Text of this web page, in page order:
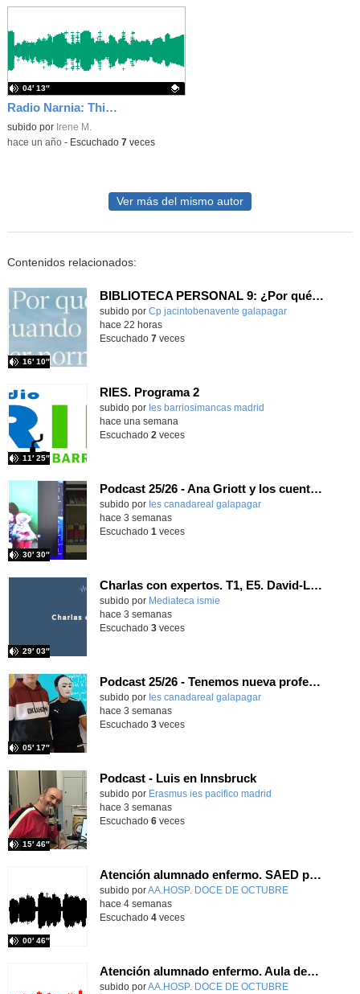
Radio Narnia: This is a joke
Contenido educativo.
subido por Irene M.
04′ 13″
-hace un año- Escuchado 7 veces
Ver más del mismo autor
Contenidos relacionados:
BIBLIOTECA PERSONAL 9: ¿Por qué ser feliz cuando puedes ser normal?
Contenido educativo.
subido por Cp jacintobenavente galapagar
16′ 10″
-
hace 22 horas
Escuchado 7veces
RIES. Programa 2
Contenido educativo.
subido por Ies barriosimancas madrid
11′ 25″
hace una semana
Escuchado 2 veces
Podcast 25/26 - Ana Griott y los cuentos de las voces olvidadas
subido por Ies canadareal galapagar
30′ 30″
-
hace 3 semanas
Escuchado 1 veces
Charlas con expertos. T1, E5. David-Li Ilundáin Reviriego
subido por Mediateca ismie
29′ 03″
hace 3 semanas
Escuchado 3veces
Podcast 25/26 - Tenemos nueva profesora de Griego ¿Conoces a María Eugenia?
subido por Ies canadareal galapagar
05′ 17″
-
hace 3 semanas
Escuchado 3veces
Podcast - Luis en Innsbruck
subido por Erasmus ies pacifico madrid
15′ 46″
hace 3 semanas
Escuchado 6veces
Atención alumnado enfermo. SAED primaria. José Nesh-Nash García
Contenido educativo.
subido porAA.HOSP. DOCE DE OCTUBRE
00′ 46″
-
hace 4 semanas
Escuchado 4veces
Atención alumnado enfermo. Aula dentro del hospital. Sara Martín Fernández.
Contenido educativo.
subido porAA.HOSP. DOCE DE OCTUBRE-